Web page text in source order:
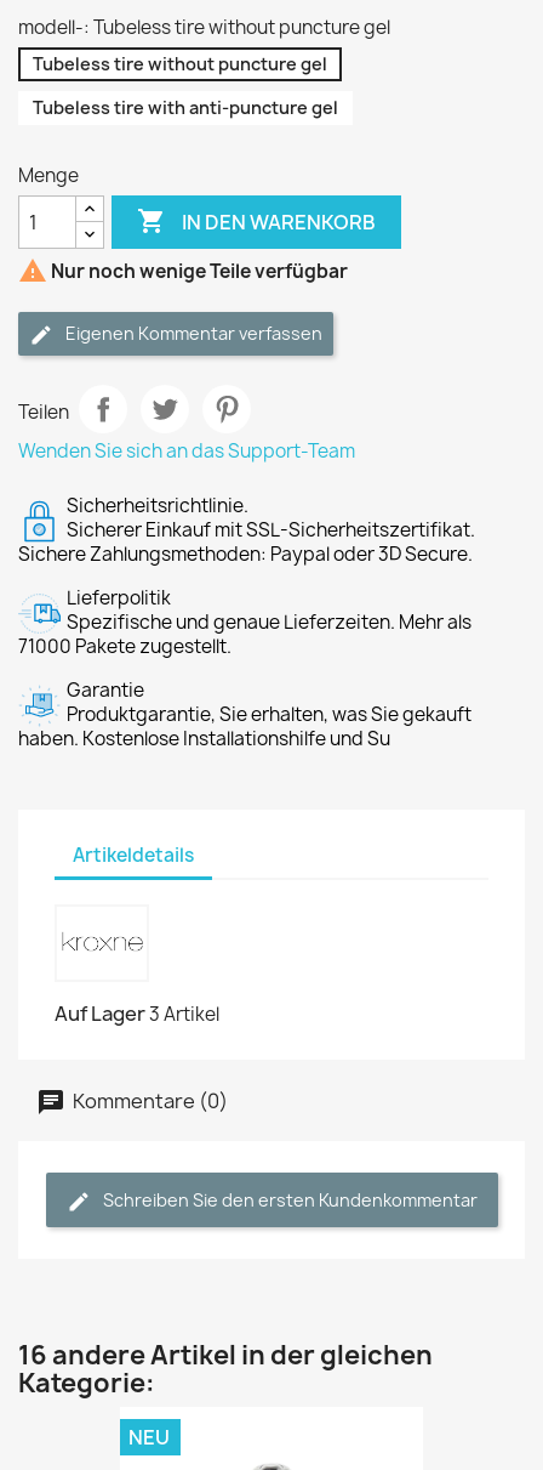
modell-: Tubeless tire without puncture gel
Tubeless tire without puncture gel
Tubeless tire with anti-puncture gel
Menge
 IN DEN WARENKORB
 Nur noch wenige Teile verfügbar
Eigenen Kommentar verfassen
Teilen
Wenden Sie sich an das Support-Team
Sicherheitsrichtlinie.
Sicherer Einkauf mit SSL-Sicherheitszertifikat.
Sichere Zahlungsmethoden: Paypal oder 3D Secure.
Lieferpolitik
Spezifische und genaue Lieferzeiten. Mehr als
71000 Pakete zugestellt.
Garantie
Produktgarantie, Sie erhalten, was Sie gekauft
haben. Kostenlose Installationshilfe und Su
Artikeldetails
Auf Lager3 Artikel
Kommentare (0)
Schreiben Sie den ersten Kundenkommentar
16 andere Artikel in der gleichen
Kategorie:
NEU